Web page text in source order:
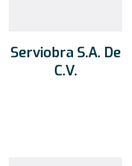
Serviobra S.A. De
C.V.